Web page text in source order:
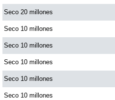
Seco 20 millones
Seco 10 millones
Seco 10 millones
Seco 10 millones
Seco 10 millones
Seco 10 millones